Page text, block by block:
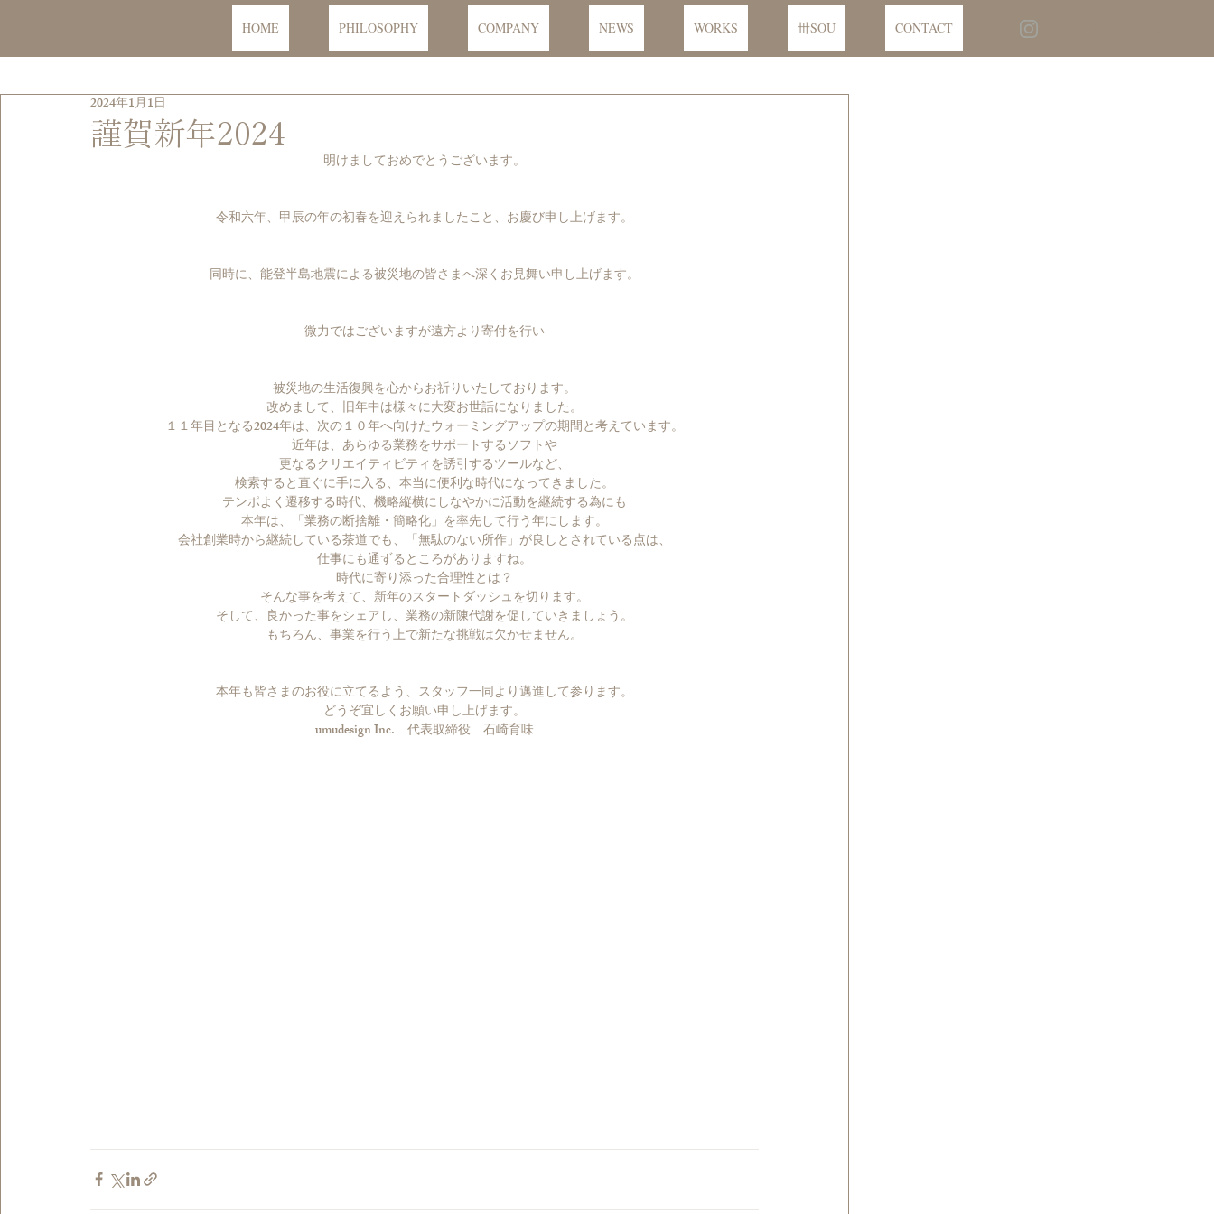
HOME PHILOSOPHY COMPANY NEWS WORKS 丗SOU CONTACT
謹賀新年2024
2024年1月1日
明けましておめでとうございます。
令和六年、甲辰の年の初春を迎えられましたこと、お慶び申し上げます。
同時に、能登半島地震による被災地の皆さまへ深くお見舞い申し上げます。
微力ではございますが遠方より寄付を行い
被災地の生活復興を心からお祈りいたしております。
改めまして、旧年中は様々に大変お世話になりました。
１１年目となる2024年は、次の１０年へ向けたウォーミングアップの期間と考えています。
近年は、あらゆる業務をサポートするソフトや
更なるクリエイティビティを誘引するツールなど、
検索すると直ぐに手に入る、本当に便利な時代になってきました。
テンポよく遷移する時代、機略縦横にしなやかに活動を継続する為にも
本年は、「業務の断捨離・簡略化」を率先して行う年にします。
会社創業時から継続している茶道でも、「無駄のない所作」が良しとされている点は、
仕事にも通ずるところがありますね。
時代に寄り添った合理性とは？
そんな事を考えて、新年のスタートダッシュを切ります。
そして、良かった事をシェアし、業務の新陳代謝を促していきましょう。
もちろん、事業を行う上で新たな挑戦は欠かせません。
本年も皆さまのお役に立てるよう、スタッフ一同より邁進して参ります。
どうぞ宜しくお願い申し上げます。
umudesign Inc.　代表取締役　石崎育味